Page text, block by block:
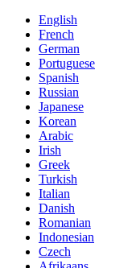
English
French
German
Portuguese
Spanish
Russian
Japanese
Korean
Arabic
Irish
Greek
Turkish
Italian
Danish
Romanian
Indonesian
Czech